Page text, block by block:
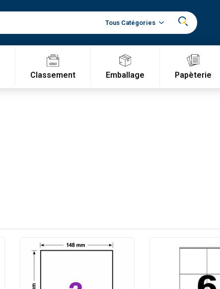
Classement Emballage Papèterie